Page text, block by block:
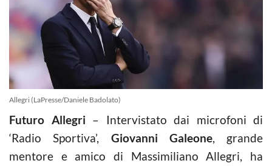
Allegri (LaPresse/Daniele Badolato)
Futuro Allegri – Intervistato dai microfoni di
‘Radio Sportiva’, Giovanni Galeone, grande
mentore e amico di Massimiliano Allegri, ha